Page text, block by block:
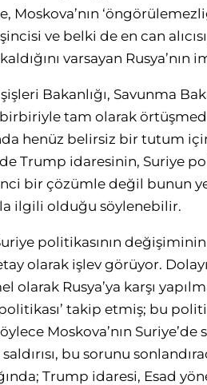
ve belki de en can
varsayan Rusya’nın
Bakanlığı, Savunma
birbiriyle tam olarak
henüz belirsiz bir tutum
Trump idaresinin, Suriye
bir çözümle değil bunun
ilgili olduğu söylenebilir.
politikasının
olarak işlev görüyor.
Rusya’ya karşı
takip etmiş; bu
Moskova’nın
bu sorunu
Trump idaresi, Esad